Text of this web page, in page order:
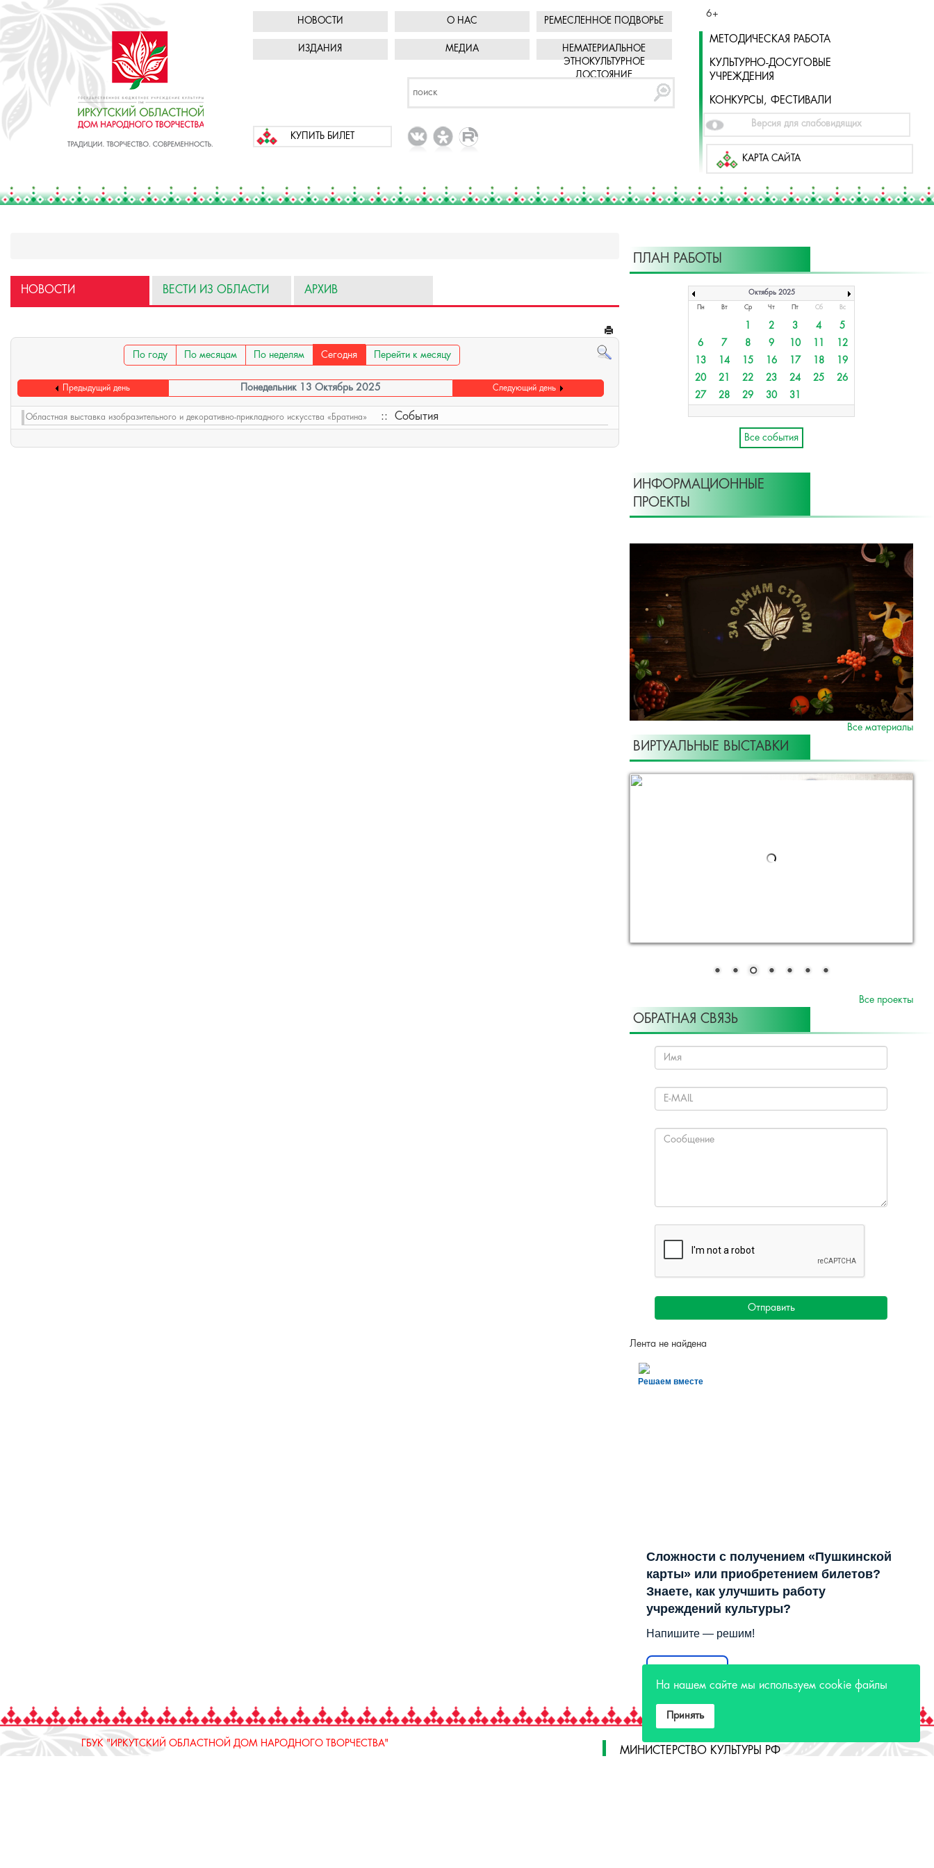
НОВОСТИ О НАС РЕМЕСЛЕННОЕ ПОДВОРЬЕ
ИЗДАНИЯ МЕДИА
НЕМАТЕРИАЛЬНОЕ
ЭТНОКУЛЬТУРНОЕ
ДОСТОЯНИЕ
КУПИТЬ БИЛЕТ
6+
МЕТОДИЧЕСКАЯ РАБОТА
КУЛЬТУРНО-ДОСУГОВЫЕ
УЧРЕЖДЕНИЯ
КОНКУРСЫ, ФЕСТИВАЛИ
Версия для слабовидящих
КАРТА САЙТА
НОВОСТИ ВЕСТИ ИЗ ОБЛАСТИ АРХИВ
По году По месяцам По неделям Сегодня Перейти к месяцу
Предыдущий день Понедельник 13 Октябрь 2025 Следующий день
Областная выставка изобразительного и декоративно-прикладного искусства «Братина» :: События
ПЛАН РАБОТЫ
Октябрь 2025
Пн Вт Ср Чт Пт Сб Вс
1 2 3 4
5
6
7 8 9 10 11
12
13
14 15 16 17 18
19
20
21 22 23 24 25
26
27
28 29 30 31
Все события
ИНФОРМАЦИОННЫЕ
ПРОЕКТЫ
Все материалы
ВИРТУАЛЬНЫЕ ВЫСТАВКИ
Все проекты
ОБРАТНАЯ СВЯЗЬ
Отправить
Лента не найдена
Решаем вместе
Сложности с получением «Пушкинской
карты» или приобретением билетов?
Знаете, как улучшить работу
учреждений культуры?
Напишите — решим!
ГБУК "ИРКУТСКИЙ ОБЛАСТНОЙ ДОМ НАРОДНОГО ТВОРЧЕСТВА"
МИНИСТЕРСТВО КУЛЬТУРЫ РФ
На нашем сайте мы используем cookie файлы
Принять